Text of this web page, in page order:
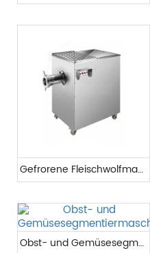
Gefrorene Fleischwolfmaschine
Obst- und Gemüsesegmentiermaschine